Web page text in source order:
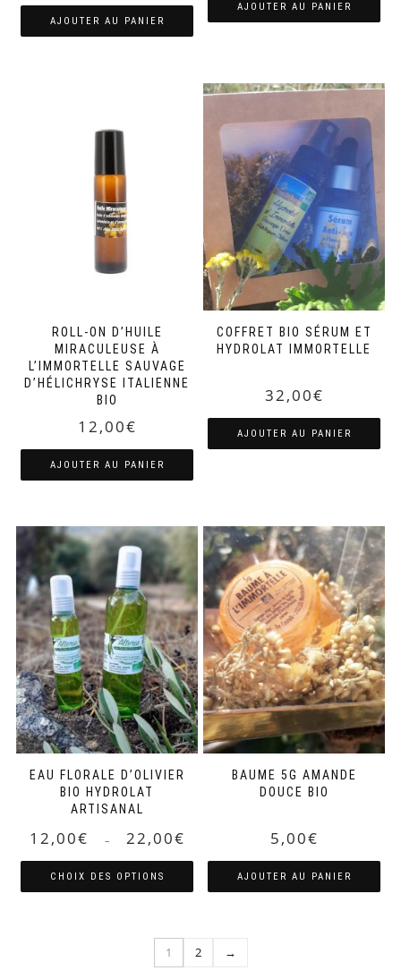
AJOUTER AU PANIER
AJOUTER AU PANIER
ROLL-ON D’HUILE
MIRACULEUSE À
L’IMMORTELLE SAUVAGE
D’HÉLICHRYSE ITALIENNE
BIO
12,00€
AJOUTER AU PANIER
COFFRET BIO SÉRUM ET
HYDROLAT IMMORTELLE
32,00€
AJOUTER AU PANIER
EAU FLORALE D’OLIVIER
BIO HYDROLAT
ARTISANAL
12,00€ – 22,00€
CHOIX DES OPTIONS
variations.
BAUME 5G AMANDE
DOUCE BIO
5,00€
AJOUTER AU PANIER
1 2 →